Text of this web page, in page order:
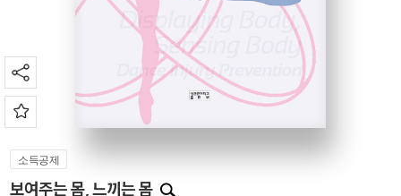
소득공제
보여주는 몸, 느끼는 몸